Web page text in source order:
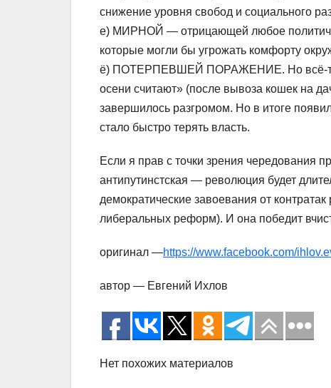
снижение уровня свобод и социального
е) МИРНОЙ — отрицающей любое
которые могли бы угрожать комфорту
ё) ПОТЕРПЕВШЕЙ ПОРАЖЕНИЕ. Но всё-
осени считают» (после вывоза кошек на
завершилось разгромом. Но в итоге
стало быстро терять власть.
Если я прав с точки зрения чередования
антипутинстская — революция будет
демократические завоевания от
либеральных реформ). И она победит
оригинал —https://www.facebook.com/
автор — Евгений Ихлов
Нет похожих материалов